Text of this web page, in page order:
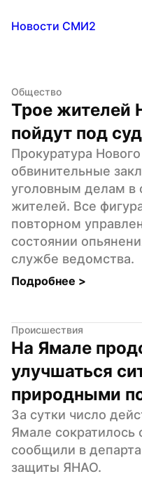
Новости СМИ2
Общество
Трое жителей
пойдут под
Прокуратура
обвинительные
уголовным делам в
жителей. Все
повторном
состоянии
службе ведомства.
Подробнее >
Происшествия
На Ямале
улучшаться
природными
За сутки число
Ямале
сообщили в
защиты ЯНАО.